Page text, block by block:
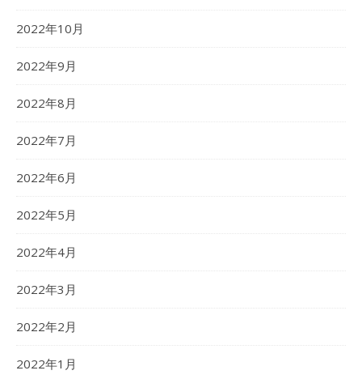
2022年10月
2022年9月
2022年8月
2022年7月
2022年6月
2022年5月
2022年4月
2022年3月
2022年2月
2022年1月